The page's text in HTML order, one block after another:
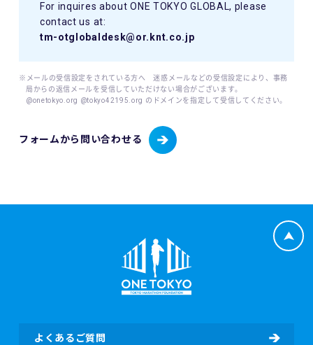
フォームから問い合わせる
For inquires about ONE TOKYO GLOBAL, please
contact us at:
tm-otglobaldesk@or.knt.co.jp
※メールの受信設定をされている方へ 迷惑メールなどの受信設定により、事務
局からの返信メールを受信していただけない場合がございます。
@onetokyo.org @tokyo42195.org のドメインを指定して受信してください。
よくあるご質問